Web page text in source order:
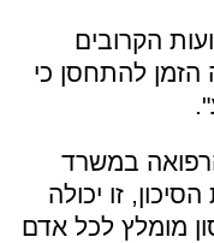
הקרובים
להתחסן כי
במשרד
זו יכולה
מומלץ לכל אדם